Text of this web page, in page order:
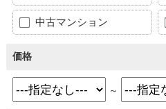
中古マンション
価格
～